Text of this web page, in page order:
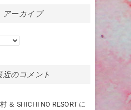
アーカイブ
近のコメント
＆ SHICHI NO RESORT に